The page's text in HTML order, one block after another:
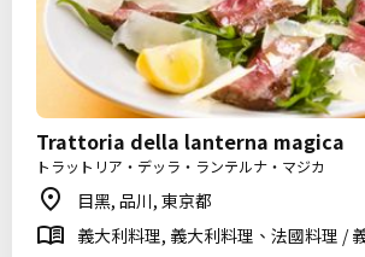
Trattoria della lanterna magica
トラットリア・デッラ・ランテルナ・マジカ
目黑, 品川, 東京都
義大利料理, 義大利料理、法國料理 /